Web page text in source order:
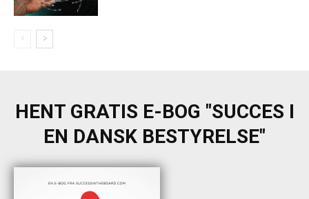
HENT GRATIS E-BOG "SUCCES I
EN DANSK BESTYRELSE"